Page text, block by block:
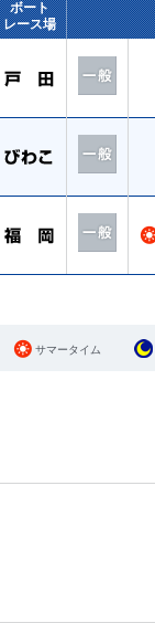
ボート
レース場
サマータイム